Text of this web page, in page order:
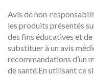
Avis de non-
les produits présentés
des fins éducatives et
substituer à un avis
recommandations d’un
de santé.En utilisant ce